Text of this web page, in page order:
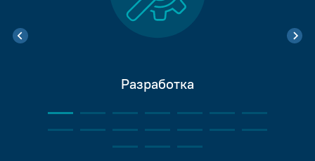
Разработка